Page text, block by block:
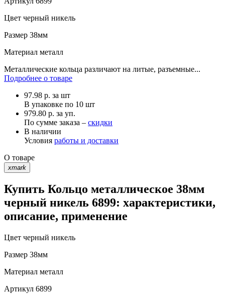
Цвет черный никель
Размер 38мм
Материал металл
Металлические кольца различают на литые, разъемные...
Подробнее о товаре
97.98 р. за шт
В упаковке по 10 шт
979.80 р. за уп.
По сумме заказа – скидки
В наличии
Условия работы и доставки
О товаре
xmark
Купить Кольцо металлическое 38мм
черный никель 6899: характеристики,
описание, применение
Цвет черный никель
Размер 38мм
Материал металл
Артикул 6899